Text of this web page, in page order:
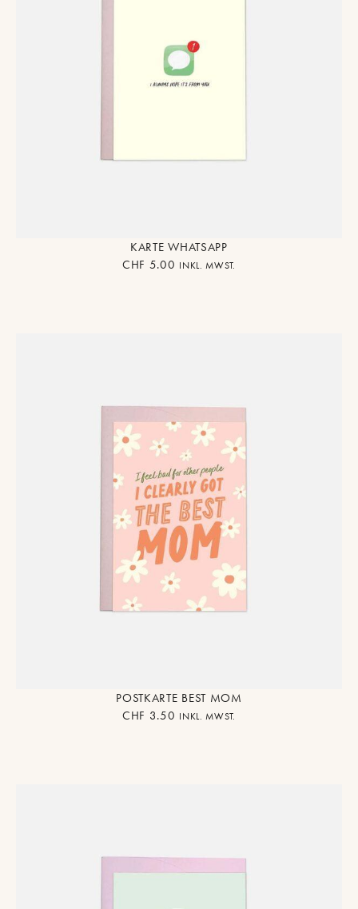
KARTE WHATSAPP
CHF 5.00 INKL. MWST.
POSTKARTE BEST MOM
CHF 3.50 INKL. MWST.